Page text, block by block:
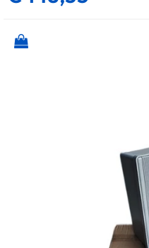
Quantità